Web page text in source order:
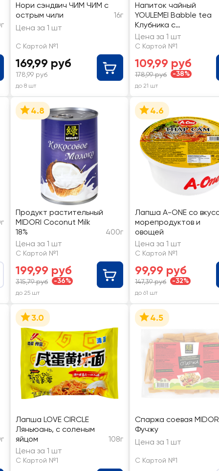
Нори сэндвич ЧИМ ЧИМ с
острым чили
16г
Цена за 1 шт
С Картой №1
169,99 руб
178,99 руб
до 8 шт
Напиток чайный
YOULEMEI Babble tea
Клубника с
мармеладками в
стакане
Цена за 1 шт
С Картой №1
109,99 руб
178,99 руб -38%
до 21 шт
4.8
Продукт растительный
MIDORI Coconut Milk
18%
400г
Цена за 1 шт
С Картой №1
199,99 руб
315,79 руб -36%
до 25 шт
4.6
Лапша A-ONE со
морепродуктов и
овощей
Цена за 1 шт
С Картой №1
99,99 руб
147,39 руб -32%
до 61 шт
3.0
Лапша LOVE CIRCLE
Ляньюань, с соленым
яйцом
108г
Цена за 1 шт
С Картой №1
4.5
Спаржа соевая
Фучжу
Цена за 1 шт
С Картой №1